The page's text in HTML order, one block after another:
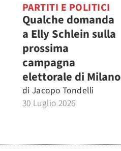
PARTITI E POLITICI
Qualche domanda
a Elly Schlein sulla
prossima
campagna
elettorale di Milano
di Jacopo Tondelli
30 Luglio 2026